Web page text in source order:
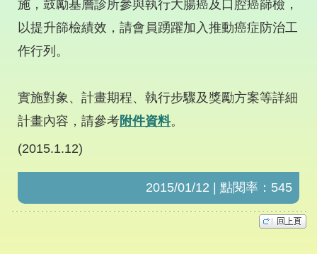
施，鼓勵基層診所參與執行大腸癌及口腔癌篩檢，
以提升篩檢績效，請會員踴躍加入推動癌症防治工
作行列。
實施對象、計畫期程、執行步驟及獎勵方案等詳細
計畫內容，請參考附件資料。
(2015.1.12)
2015/01/12 | 點閱率：545